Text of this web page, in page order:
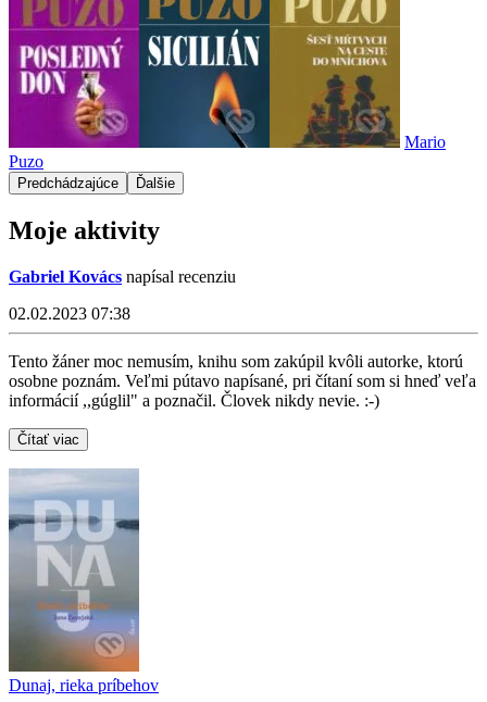
Mario
Puzo
Predchádzajúce Ďalšie
Moje aktivity
Gabriel Kovács napísal recenziu
02.02.2023 07:38
Tento žáner moc nemusím, knihu som zakúpil kvôli autorke, ktorú
osobne poznám. Veľmi pútavo napísané, pri čítaní som si hneď veľa
informácií ,,gúglil" a poznačil. Človek nikdy nevie. :-)
Čítať viac
Dunaj, rieka príbehov